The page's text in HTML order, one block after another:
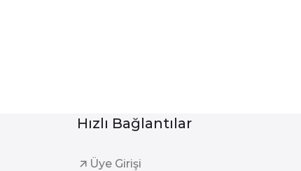
Hızlı Bağlantılar
Üye Girişi